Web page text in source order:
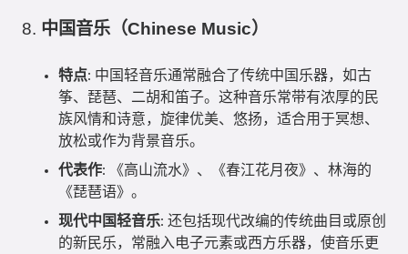
8. 中国音乐（Chinese Music）
特点: 中国轻音乐通常融合了传统中国乐器，如古
筝、琵琶、二胡和笛子。这种音乐常带有浓厚的民
族风情和诗意，旋律优美、悠扬，适合用于冥想、
放松或作为背景音乐。
代表作: 《高山流水》、《春江花月夜》、林海的
《琵琶语》。
现代中国轻音乐: 还包括现代改编的传统曲目或原创
的新民乐，常融入电子元素或西方乐器，使音乐更